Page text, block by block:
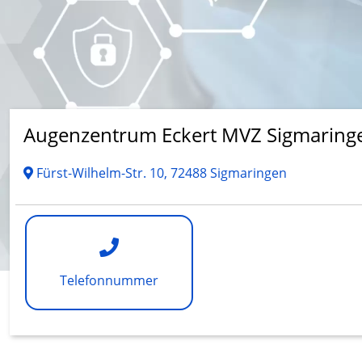
Augenzentrum Eckert MVZ
Fürst-Wilhelm-Str. 10, 72488 Sigmaringen
Telefonnummer